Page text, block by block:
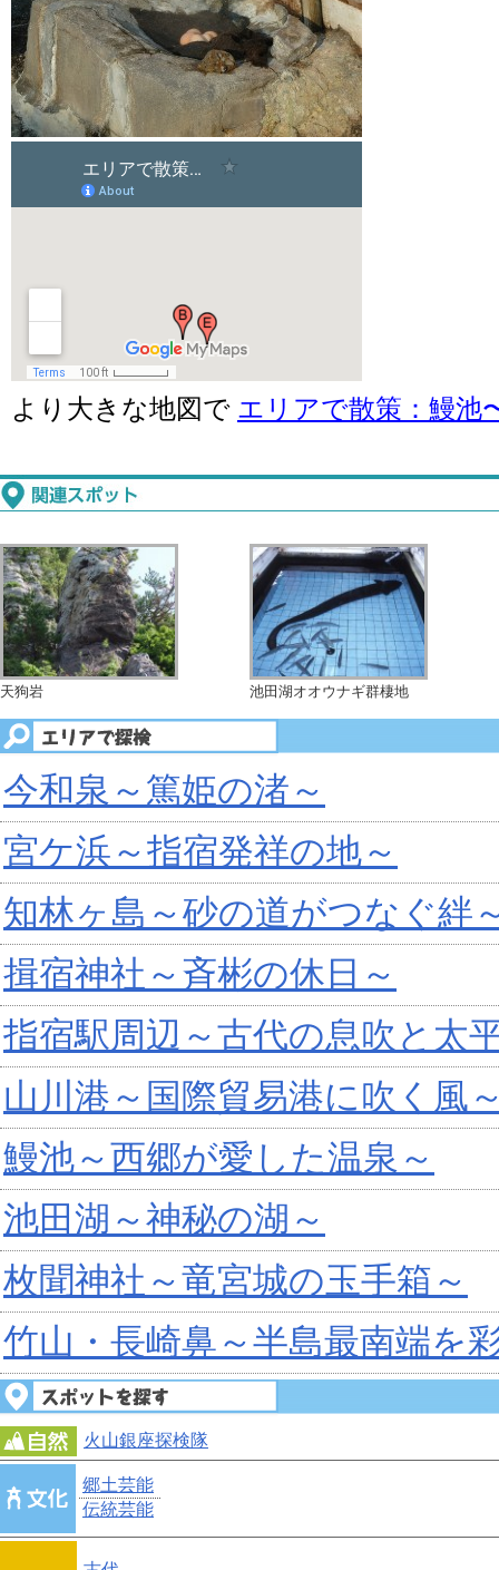
より大きな地図で エリアで散策：鰻池
天狗岩 池田湖オオウナギ群棲地
今和泉～篤姫の渚～
宮ケ浜～指宿発祥の地～
知林ヶ島～砂の道がつなぐ絆
揖宿神社～斉彬の休日～
指宿駅周辺～古代の息吹と太
山川港～国際貿易港に吹く風
鰻池～西郷が愛した温泉～
池田湖～神秘の湖～
枚聞神社～竜宮城の玉手箱～
竹山・長崎鼻～半島最南端を
火山銀座探検隊
郷土芸能
伝統芸能